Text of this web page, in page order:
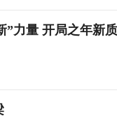
”力量 开局之年新